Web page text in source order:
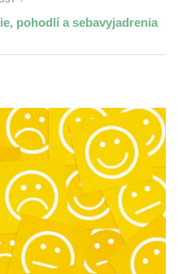
pohodlí a sebavyjadrenia